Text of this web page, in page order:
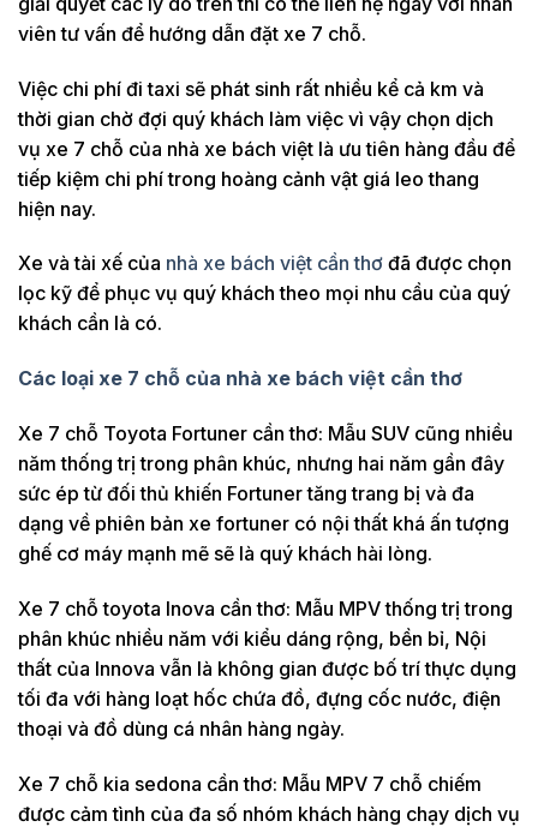
viên tư vấn để hướng dẫn đặt xe 7 chỗ.
Việc chi phí đi taxi sẽ phát sinh rất nhiều kể cả km và
thời gian chờ đợi quý khách làm việc vì vậy chọn dịch
vụ xe 7 chỗ của nhà xe bách việt là ưu tiên hàng đầu để
tiếp kiệm chi phí trong hoàng cảnh vật giá leo thang
hiện nay.
Xe và tài xế của nhà xe bách việt cần thơ đã được chọn
lọc kỹ để phục vụ quý khách theo mọi nhu cầu của quý
khách cần là có.
Các loại xe 7 chỗ của nhà xe bách việt cần thơ
Xe 7 chỗ Toyota Fortuner cần thơ: Mẫu SUV cũng nhiều
năm thống trị trong phân khúc, nhưng hai năm gần đây
sức ép từ đối thủ khiến Fortuner tăng trang bị và đa
dạng về phiên bản xe fortuner có nội thất khá ấn tượng
ghế cơ máy mạnh mẽ sẽ là quý khách hài lòng.
Xe 7 chỗ toyota Inova cần thơ: Mẫu MPV thống trị trong
phân khúc nhiều năm với kiểu dáng rộng, bền bỉ, Nội
thất của Innova vẫn là không gian được bố trí thực dụng
tối đa với hàng loạt hốc chứa đồ, đựng cốc nước, điện
thoại và đồ dùng cá nhân hàng ngày.
Xe 7 chỗ kia sedona cần thơ: Mẫu MPV 7 chỗ chiếm
được cảm tình của đa số nhóm khách hàng chạy dịch vụ